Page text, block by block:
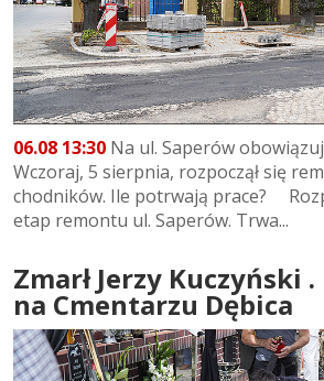
06.08 13:30 Na ul. Saperów
Wczoraj, 5 sierpnia, rozpoczął się
chodników. Ile potrwają prace?
etap remontu ul. Saperów. Trwa...
Zmarł Jerzy Kuczyński .
na Cmentarzu Dębica